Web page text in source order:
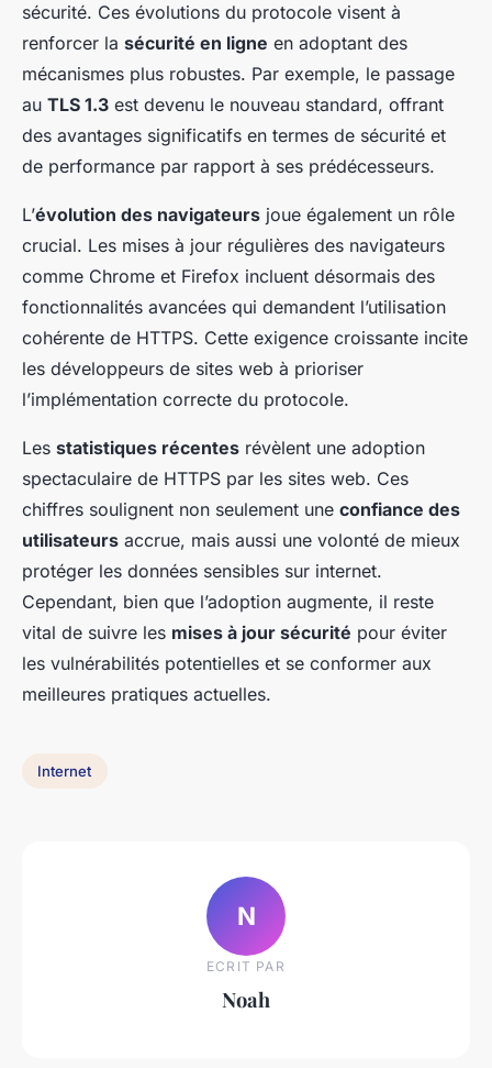
sécurité. Ces évolutions du protocole visent à
renforcer la sécurité en ligne en adoptant des
mécanismes plus robustes. Par exemple, le passage
au TLS 1.3 est devenu le nouveau standard, offrant
des avantages significatifs en termes de sécurité et
de performance par rapport à ses prédécesseurs.
L’évolution des navigateurs joue également un rôle
crucial. Les mises à jour régulières des navigateurs
comme Chrome et Firefox incluent désormais des
fonctionnalités avancées qui demandent l’utilisation
cohérente de HTTPS. Cette exigence croissante incite
les développeurs de sites web à prioriser
l’implémentation correcte du protocole.
Les statistiques récentes révèlent une adoption
spectaculaire de HTTPS par les sites web. Ces
chiffres soulignent non seulement une confiance des
utilisateurs accrue, mais aussi une volonté de mieux
protéger les données sensibles sur internet.
Cependant, bien que l’adoption augmente, il reste
vital de suivre les mises à jour sécurité pour éviter
les vulnérabilités potentielles et se conformer aux
meilleures pratiques actuelles.
Internet
N
ECRIT PAR
Noah